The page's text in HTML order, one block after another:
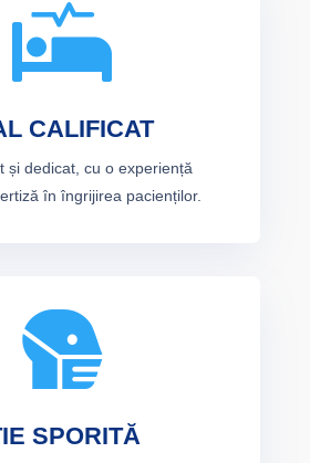

CALIFICAT
și dedicat, cu o experiență
în îngrijirea pacienților.

SPORITĂ